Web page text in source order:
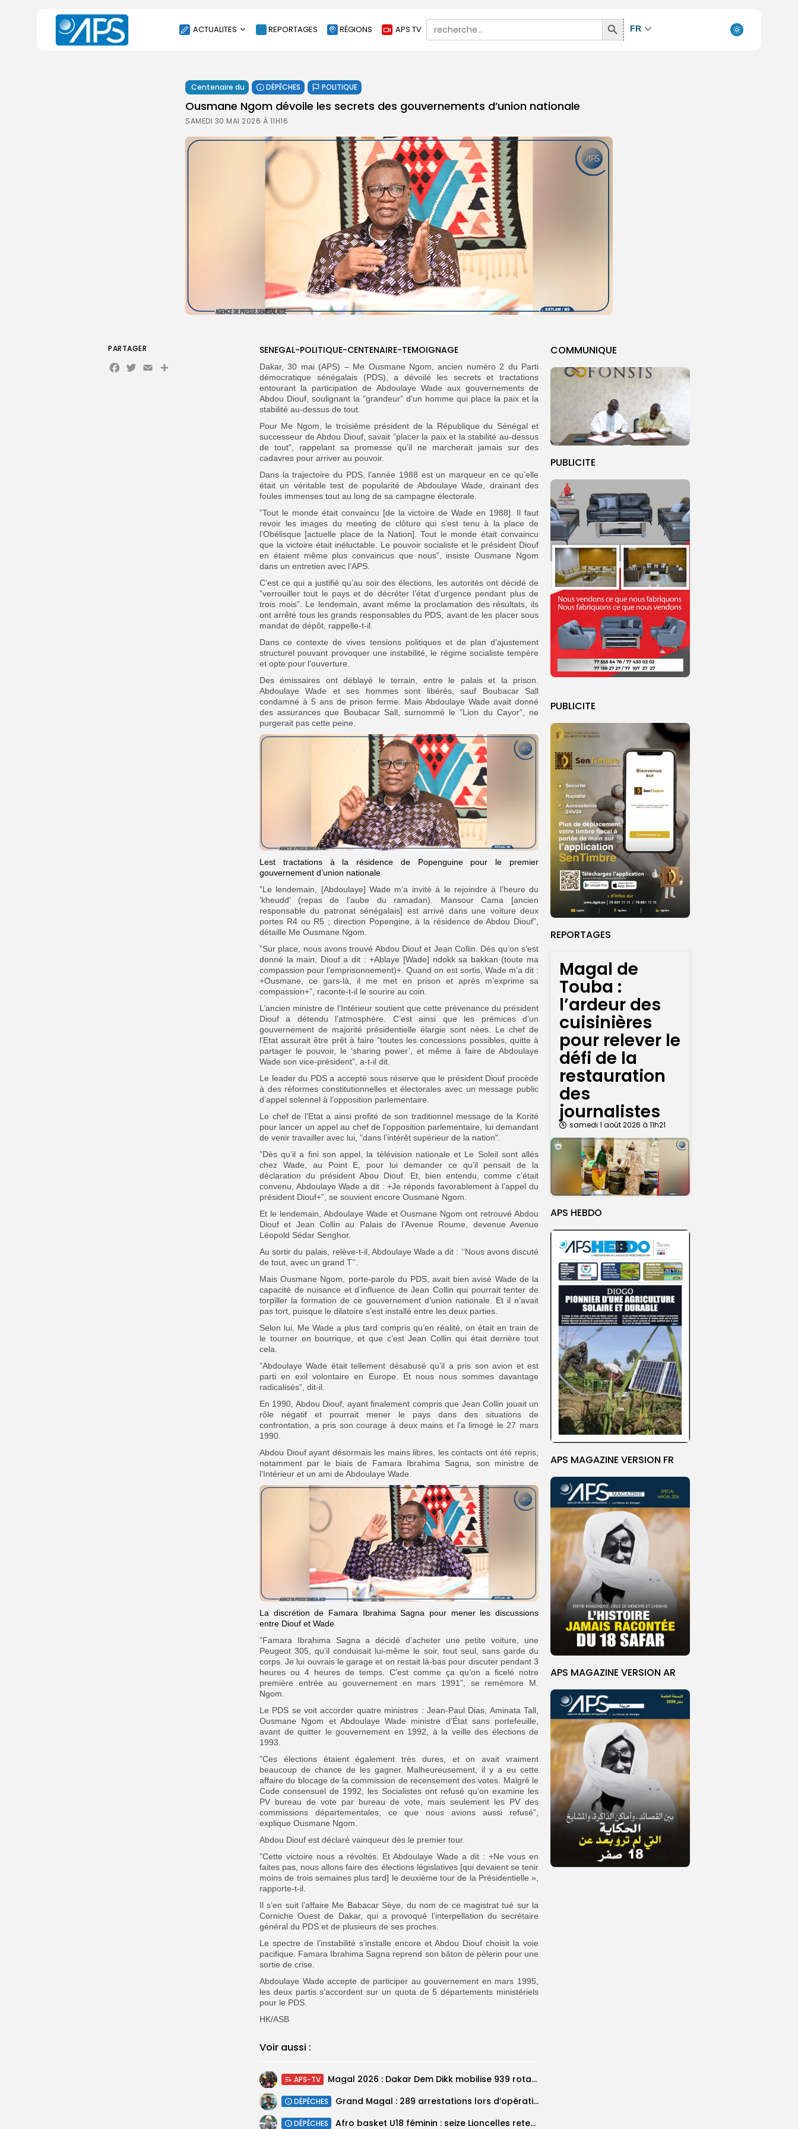
ACTUALITES
SOCIÉTÉ
ÉCONOMIE
CULTURE
SPORT
REPORTAGES RÉGIONS APS TV
Search
for:
Search
Button
FR
Centenaire du DÉPÊCHES POLITIQUE
Ousmane Ngom dévoile les secrets des gouvernements d’union nationale
SAMEDI 30 MAI 2026 À 11H16
COMMUNIQUE
PUBLICITE
PUBLICITE
REPORTAGES
Magal de
Touba :
l’ardeur des
cuisinières
pour relever le
défi de la
restauration
des
journalistes
samedi 1 août 2026 à 11h21
APS HEBDO
APS MAGAZINE VERSION FR
APS MAGAZINE VERSION AR
SENEGAL-POLITIQUE-CENTENAIRE-TEMOIGNAGE
Dakar, 30 mai (APS) – Me Ousmane Ngom, ancien numéro 2 du Parti
démocratique sénégalais (PDS), a dévoilé les secrets et tractations
entourant la participation de Abdoulaye Wade aux gouvernements de
Abdou Diouf, soulignant la ”grandeur” d’un homme qui place la paix et la
stabilité au-dessus de tout.
Pour Me Ngom, le troisième président de la République du Sénégal et
successeur de Abdou Diouf, savait ”placer la paix et la stabilité au-dessus
de tout”, rappelant sa promesse qu’il ne marcherait jamais sur des
cadavres pour arriver au pouvoir.
Dans la trajectoire du PDS, l’année 1988 est un marqueur en ce qu’elle
était un véritable test de popularité de Abdoulaye Wade, drainant des
foules immenses tout au long de sa campagne électorale.
”Tout le monde était convaincu [de la victoire de Wade en 1988]. Il faut
revoir les images du meeting de clôture qui s’est tenu à la place de
l’Obélisque [actuelle place de la Nation]. Tout le monde était convaincu
que la victoire était inéluctable. Le pouvoir socialiste et le président Diouf
en étaient même plus convaincus que nous”, insiste Ousmane Ngom
dans un entretien avec l’APS.
C’est ce qui a justifié qu’au soir des élections, les autorités ont décidé de
”verrouiller tout le pays et de décréter l’état d’urgence pendant plus de
trois mois”. Le lendemain, avant même la proclamation des résultats, ils
ont arrêté tous les grands responsables du PDS, avant de les placer sous
mandat de dépôt, rappelle-t-il.
Dans ce contexte de vives tensions politiques et de plan d’ajustement
structurel pouvant provoquer une instabilité, le régime socialiste tempère
et opte pour l’ouverture.
Des émissaires ont déblayé le terrain, entre le palais et la prison.
Abdoulaye Wade et ses hommes sont libérés, sauf Boubacar Sall
condamné à 5 ans de prison ferme. Mais Abdoulaye Wade avait donné
des assurances que Boubacar Sall, surnommé le ”Lion du Cayor”, ne
purgerait pas cette peine.
Lest tractations à la résidence de Popenguine pour le premier
gouvernement d’union nationale
”Le lendemain, [Abdoulaye] Wade m’a invité à le rejoindre à l’heure du
‘kheudd’ (repas de l’aube du ramadan). Mansour Cama [ancien
responsable du patronat sénégalais] est arrivé dans une voiture deux
portes R4 ou R5 ; direction Popengine, à la résidence de Abdou Diouf”,
détaille Me Ousmane Ngom.
”Sur place, nous avons trouvé Abdou Diouf et Jean Collin. Dès qu’on s’est
donné la main, Diouf a dit : +Ablaye [Wade] ndokk sa bakkan (toute ma
compassion pour l’emprisonnement)+. Quand on est sortis, Wade m’a dit :
+Ousmane, ce gars-là, il me met en prison et après m’exprime sa
compassion+”, raconte-t-il le sourire au coin.
L’ancien ministre de l’Intérieur soutient que cette prévenance du président
Diouf a détendu l’atmosphère. C’est ainsi que les prémices d’un
gouvernement de majorité présidentielle élargie sont nées. Le chef de
l’Etat assurait être prêt à faire ”toutes les concessions possibles, quitte à
partager le pouvoir, le ‘sharing power’, et même à faire de Abdoulaye
Wade son vice-président”, a-t-il dit.
Le leader du PDS a accepté sous réserve que le président Diouf procède
à des réformes constitutionnelles et électorales avec un message public
d’appel solennel à l’opposition parlementaire.
Le chef de l’Etat a ainsi profité de son traditionnel message de la Korité
pour lancer un appel au chef de l’opposition parlementaire, lui demandant
de venir travailler avec lui, ”dans l’intérêt supérieur de la nation”.
”Dès qu’il a fini son appel, la télévision nationale et Le Soleil sont allés
chez Wade, au Point E, pour lui demander ce qu’il pensait de la
déclaration du président Abou Diouf. Et, bien entendu, comme c’était
convenu, Abdoulaye Wade a dit : +Je réponds favorablement à l’appel du
président Diouf+”, se souvient encore Ousmane Ngom.
Et le lendemain, Abdoulaye Wade et Ousmane Ngom ont retrouvé Abdou
Diouf et Jean Collin au Palais de l’Avenue Roume, devenue Avenue
Léopold Sédar Senghor.
Au sortir du palais, relève-t-il, Abdoulaye Wade a dit : ‘’Nous avons discuté
de tout, avec un grand T’’.
Mais Ousmane Ngom, porte-parole du PDS, avait bien avisé Wade de la
capacité de nuisance et d’influence de Jean Collin qui pourrait tenter de
torpiller la formation de ce gouvernement d’union nationale. Et il n’avait
pas tort, puisque le dilatoire s’est installé entre les deux parties.
Selon lui, Me Wade a plus tard compris qu’en réalité, on était en train de
le tourner en bourrique, et que c’est Jean Collin qui était derrière tout
cela.
”Abdoulaye Wade était tellement désabusé qu’il a pris son avion et est
parti en exil volontaire en Europe. Et nous nous sommes davantage
radicalisés”, dit-il.
En 1990, Abdou Diouf, ayant finalement compris que Jean Collin jouait un
rôle négatif et pourrait mener le pays dans des situations de
confrontation, a pris son courage à deux mains et l’a limogé le 27 mars
1990.
Abdou Diouf ayant désormais les mains libres, les contacts ont été repris,
notamment par le biais de Famara Ibrahima Sagna, son ministre de
l’Intérieur et un ami de Abdoulaye Wade.
La discrétion de Famara Ibrahima Sagna pour mener les discussions
entre Diouf et Wade
”Famara Ibrahima Sagna a décidé d’acheter une petite voiture, une
Peugeot 305, qu’il conduisait lui-même le soir, tout seul, sans garde du
corps. Je lui ouvrais le garage et on restait là-bas pour discuter pendant 3
heures ou 4 heures de temps. C’est comme ça qu’on a ficelé notre
première entrée au gouvernement en mars 1991”, se remémore M.
Ngom.
Le PDS se voit accorder quatre ministres : Jean-Paul Dias, Aminata Tall,
Ousmane Ngom et Abdoulaye Wade ministre d’État sans portefeuille,
avant de quitter le gouvernement en 1992, à la veille des élections de
1993.
”Ces élections étaient également très dures, et on avait vraiment
beaucoup de chance de les gagner. Malheureusement, il y a eu cette
affaire du blocage de la commission de recensement des votes. Malgré le
Code consensuel de 1992, les Socialistes ont refusé qu’on examine les
PV bureau de vote par bureau de vote, mais seulement les PV des
commissions départementales, ce que nous avions aussi refusé”,
explique Ousmane Ngom.
Abdou Diouf est déclaré vainqueur dès le premier tour.
”Cette victoire nous a révoltés. Et Abdoulaye Wade a dit : +Ne vous en
faites pas, nous allons faire des élections législatives [qui devaient se tenir
moins de trois semaines plus tard] le deuxième tour de la Présidentielle »,
rapporte-t-il.
Il s’en suit l’affaire Me Babacar Sèye, du nom de ce magistrat tué sur la
Corniche Ouest de Dakar, qui a provoqué l’interpellation du secrétaire
général du PDS et de plusieurs de ses proches.
Le spectre de l’instabilité s’installe encore et Abdou Diouf choisit la voie
pacifique. Famara Ibrahima Sagna reprend son bâton de pèlerin pour une
sortie de crise.
Abdoulaye Wade accepte de participer au gouvernement en mars 1995,
les deux partis s’accordent sur un quota de 5 départements ministériels
pour le PDS.
HK/ASB
Voir aussi :
APS-TV Magal 2026 : Dakar Dem Dikk mobilise 939 rotations et transporte près...
DÉPÊCHES Grand Magal : 289 arrestations lors d’opérations préventives de sécurisation
DÉPÊCHES ‎Afro basket U18 féminin : seize Lioncelles retenues pour l’étape finale de...
PARTAGER
Facebook
Twitter
EmailPartager